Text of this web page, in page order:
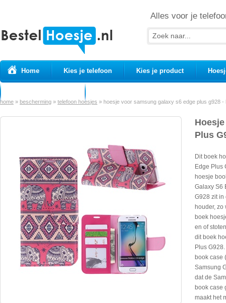
Alles voor je
Home Kies je telefoon Kies je product
home » bescherming » telefoon hoesjes » hoesje voor samsung galaxy s6 edge plus g928 -
Plus
Dit boek
Edge Plus
hoesje
Galaxy S6
G928 zit in
houder,
boek
en of
dit boek
Plus
book case
Samsung
dat de
book case
maakt het